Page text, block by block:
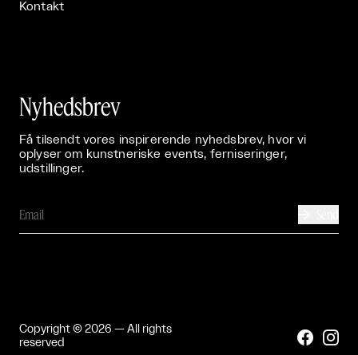
Kontakt
Nyhedsbrev
Få tilsendt vores inspirerende nyhedsbrev, hvor vi
oplyser om kunstneriske events, ferniseringer,
udstillinger.
Copyright © 2026 — All rights
reserved
 